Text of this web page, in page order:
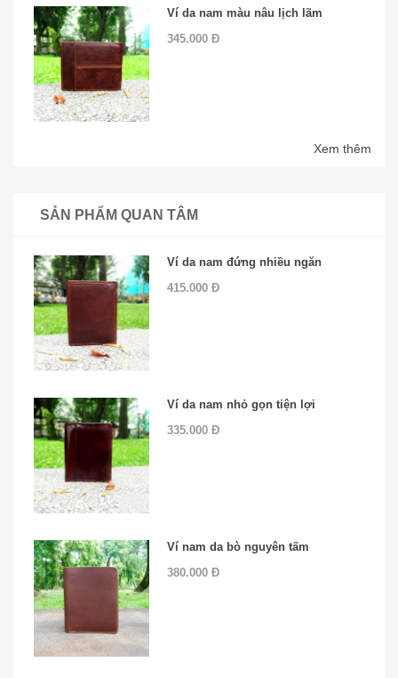
Ví da nam màu nâu lịch lãm
345.000 Đ
Xem thêm
SẢN PHẨM QUAN TÂM
Ví da nam đứng nhiều ngăn
415.000 Đ
Ví da nam nhỏ gọn tiện lợi
335.000 Đ
Ví nam da bò nguyên tấm
380.000 Đ